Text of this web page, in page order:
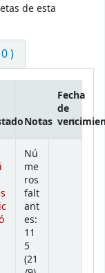
de esta
)
Notas
Fecha
de
Nú
me
ros
falt
ant
es:
11
5
(21